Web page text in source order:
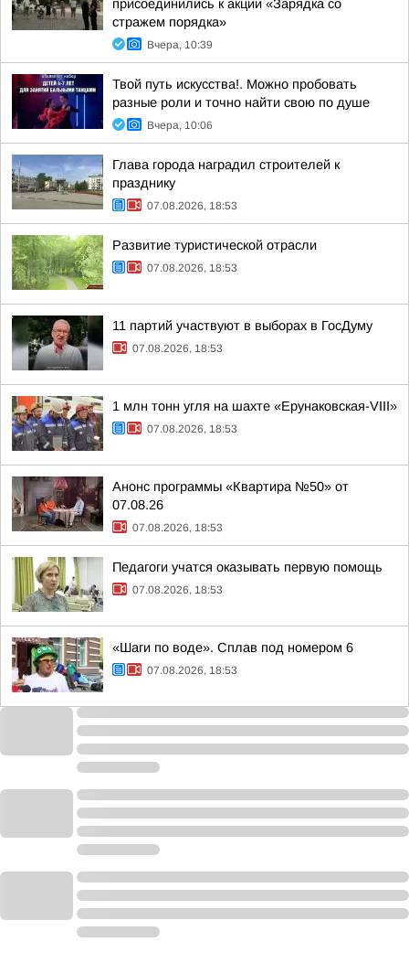
присоединились к акции «Зарядка со
стражем порядка»
Вчера, 10:39
Твой путь искусства!. Можно пробовать
разные роли и точно найти свою по душе
Вчера, 10:06
Глава города наградил строителей к
празднику
07.08.2026, 18:53
Развитие туристической отрасли
07.08.2026, 18:53
11 партий участвуют в выборах в ГосДуму
07.08.2026, 18:53
1 млн тонн угля на шахте «Ерунаковская-VIII»
07.08.2026, 18:53
Анонс программы «Квартира №50» от
07.08.26
07.08.2026, 18:53
Педагоги учатся оказывать первую помощь
07.08.2026, 18:53
«Шаги по воде». Сплав под номером 6
07.08.2026, 18:53